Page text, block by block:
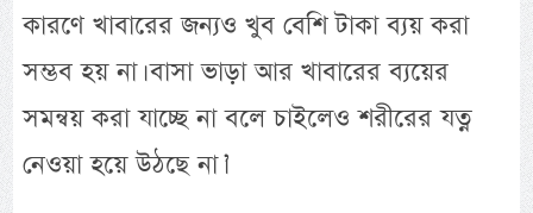
কারণে খাবারের জন্যও খুব বেশি টাকা ব্যয় করা
সম্ভব হয় না। বাসা ভাড়া আর খাবারের ব্যয়ের
সমন্বয় করা যাচ্ছে না বলে চাইলেও শরীরের যত্ন
নেওয়া হয়ে উঠছে না।’